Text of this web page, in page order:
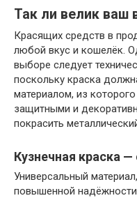
Так ли велик ваш
Красящих средств в
любой вкус и кошелёк.
выборе следует
поскольку краска
материалом, из
защитными и
покрасить
Кузнечная краска
Универсальный
повышенной